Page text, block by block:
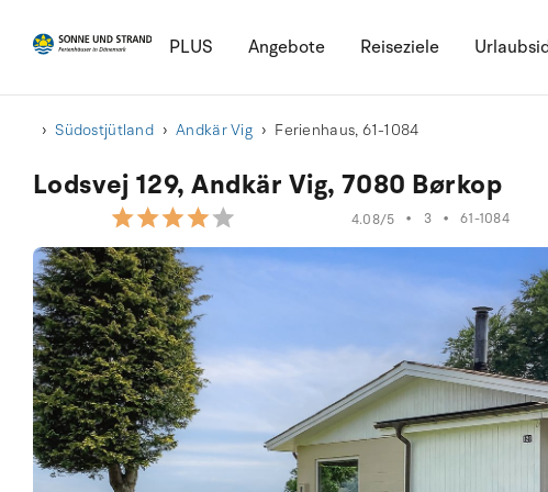
PLUS Angebote Reiseziele
Südostjütland Andkär Vig Ferienhaus, 61-1084
Lodsvej 129, Andkär Vig, 7080 Børkop
4.08/5 • 3 • 61-1084